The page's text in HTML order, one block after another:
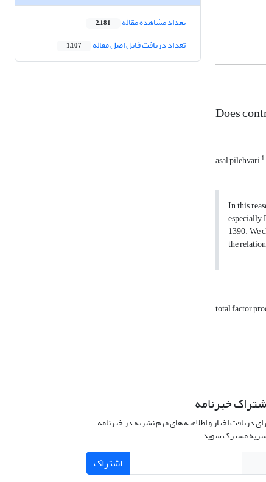
Does
asal pilehvari1
In this
especially
1390. We
the
total factor
تعداد مشاهده مقاله 2,181
تعداد دریافت فایل اصل مقاله 1,107
خبرنامه
دریافت اخبار و اطلاعیه های مهم نشریه در خبرنامه
مشترک شوید.
اشتراک